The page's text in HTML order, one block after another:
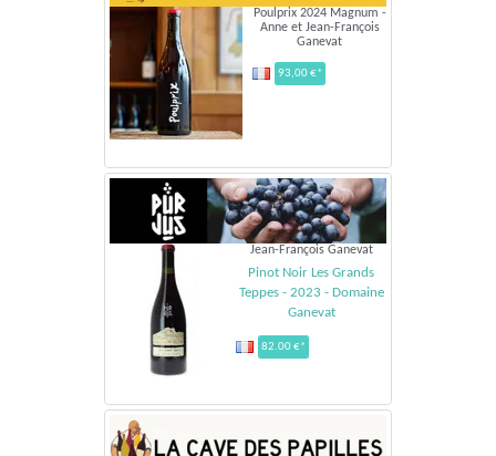
Poulprix 2024 Magnum -
Anne et Jean-François
Ganevat
93,00 €*
Jean-François Ganevat
Pinot Noir Les Grands
Teppes - 2023 - Domaine
Ganevat
82.00 €*